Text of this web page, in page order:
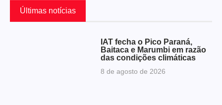
Últimas notícias
IAT fecha o Pico Paraná,
Baitaca e Marumbi em razão
das condições climáticas
8 de agosto de 2026